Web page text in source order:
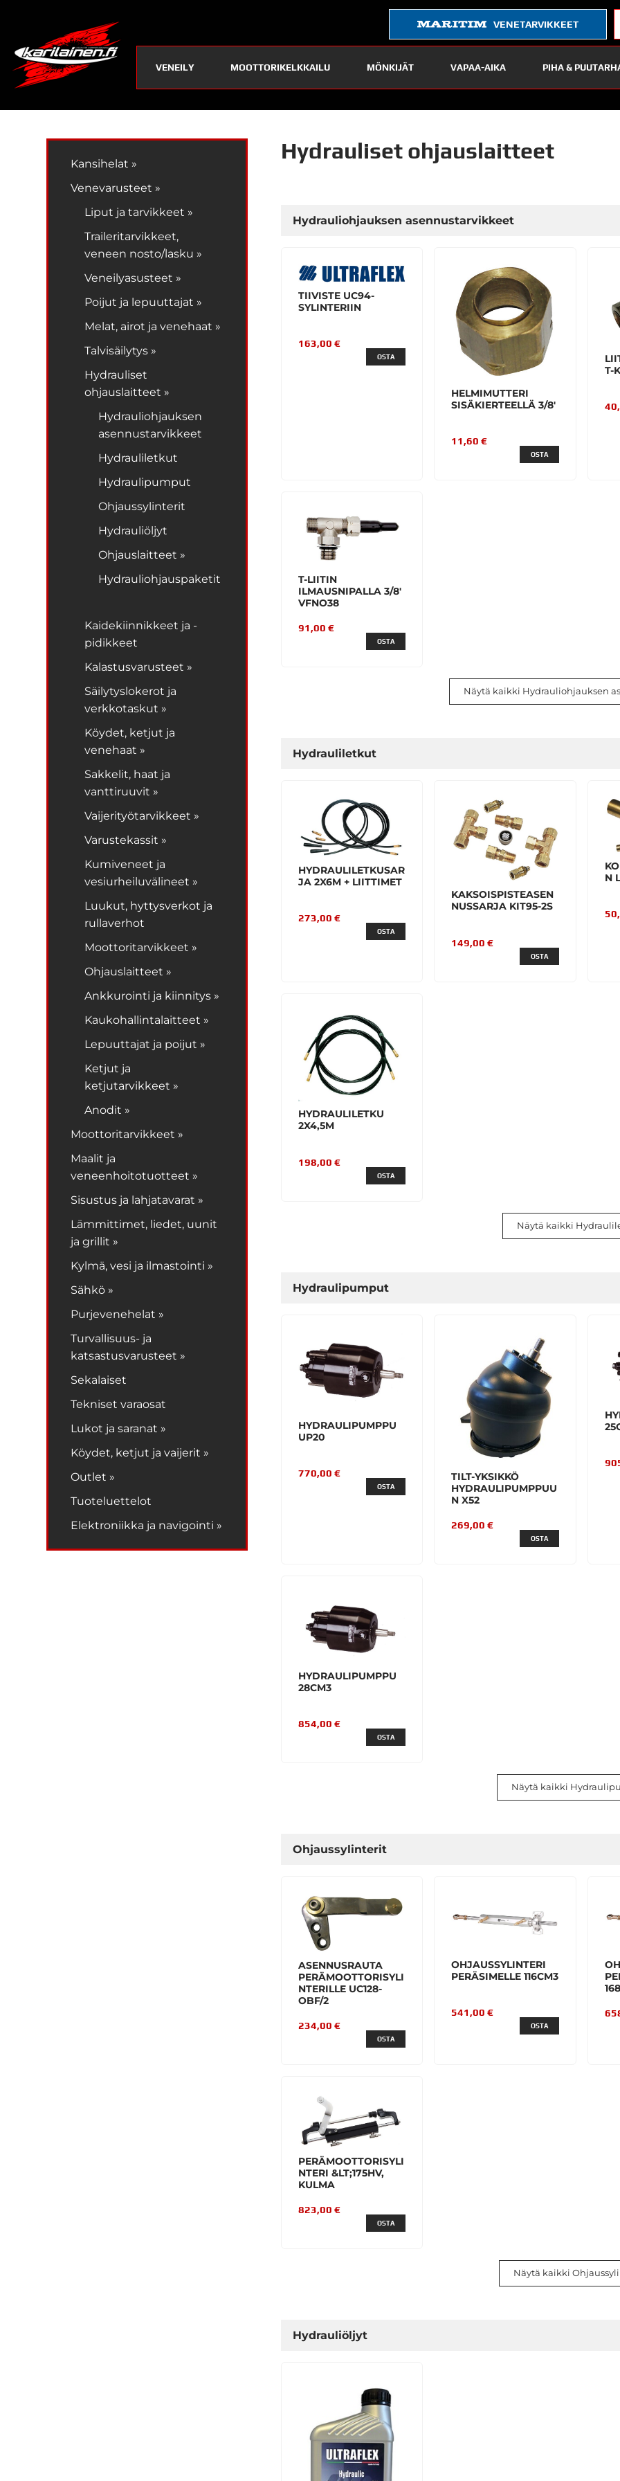
VENETARVIKKEET
VENEILY MOOTTORIKELKKAILU MÖNKIJÄT VAPAA-AIKA PIHA &
Kansihelat »
Venevarusteet »
Liput ja tarvikkeet »
Traileritarvikkeet,
veneen nosto/lasku »
Veneilyasusteet »
Poijut ja lepuuttajat »
Melat, airot ja venehaat »
Talvisäilytys »
Hydrauliset
ohjauslaitteet »
Hydrauliohjauksen
asennustarvikkeet
Hydrauliletkut
Hydraulipumput
Ohjaussylinterit
Hydrauliöljyt
Ohjauslaitteet »
Hydrauliohjauspaketit
Kaidekiinnikkeet ja -
pidikkeet
Kalastusvarusteet »
Säilytyslokerot ja
verkkotaskut »
Köydet, ketjut ja
venehaat »
Sakkelit, haat ja
vanttiruuvit »
Vaijerityötarvikkeet »
Varustekassit »
Kumiveneet ja
vesiurheiluvälineet »
Luukut, hyttysverkot ja
rullaverhot
Moottoritarvikkeet »
Ohjauslaitteet »
Ankkurointi ja kiinnitys »
Kaukohallintalaitteet »
Lepuuttajat ja poijut »
Ketjut ja
ketjutarvikkeet »
Anodit »
Moottoritarvikkeet »
Maalit ja
veneenhoitotuotteet »
Sisustus ja lahjatavarat »
Lämmittimet, liedet, uunit
ja grillit »
Kylmä, vesi ja ilmastointi »
Sähkö »
Purjevenehelat »
Turvallisuus- ja
katsastusvarusteet »
Sekalaiset
Tekniset varaosat
Lukot ja saranat »
Köydet, ketjut ja vaijerit »
Outlet »
Tuoteluettelot
Elektroniikka ja navigointi »
Hydrauliset ohjauslaitteet
Hydrauliohjauksen asennustarvikkeet
TIIVISTE UC94-
SYLINTERIIN
163,00 €
OSTA
HELMIMUTTERI
SISÄKIERTEELLÄ 3/8'
11,60 €
OSTA
T-
T-LIITIN
ILMAUSNIPALLA 3/8'
VFNO38
91,00 €
OSTA
Näytä kaikki Hydrauliohjauksen
Hydrauliletkut
HYDRAULILETKUSAR
JA 2X6M + LIITTIMET
273,00 €
OSTA
KAKSOISPISTEASEN
NUSSARJA KIT95-2S
149,00 €
OSTA
N
HYDRAULILETKU
2X4,5M
198,00 €
OSTA
Näytä kaikki
Hydraulipumput
HYDRAULIPUMPPU
UP20
770,00 €
OSTA
TILT-YKSIKKÖ
HYDRAULIPUMPPUU
N X52
269,00 €
OSTA
HYDRAULIPUMPPU
28CM3
854,00 €
OSTA
Näytä kaikki
Ohjaussylinterit
ASENNUSRAUTA
PERÄMOOTTORISYLI
NTERILLE UC128-
OBF/2
234,00 €
OSTA
OHJAUSSYLINTERI
PERÄSIMELLE 116CM3
541,00 €
OSTA
PERÄMOOTTORISYLI
NTERI &LT;175HV,
KULMA
823,00 €
OSTA
Näytä kaikki
Hydrauliöljyt